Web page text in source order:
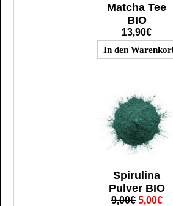
Matcha Tee
BIO
13,90€
Spirulina
Pulver BIO
9,00€ 5,00€